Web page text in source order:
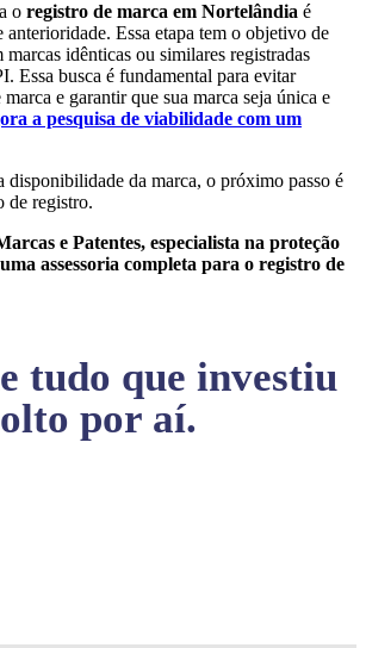
o registro de marca em Nortelândia é
anterioridade. Essa etapa tem o objetivo de
idênticas ou similares registradas
Essa busca é fundamental para evitar
e garantir que sua marca seja única e
a pesquisa de viabilidade com um
disponibilidade da marca, o próximo passo é
de registro.
e Patentes, especialista na proteção
assessoria completa para o registro de
tudo que investiu
por aí.